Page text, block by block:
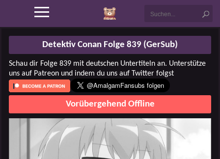
Detektiv Conan Folge 839 (GerSub)
Schau dir Folge 839 mit deutschen Untertiteln an. Unterstütze
uns auf Patreon und indem du uns auf Twitter folgst
Vorübergehend Offline